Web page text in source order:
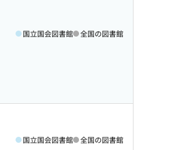
国立国会図書館 全国の図書館
国立国会図書館 全国の図書館